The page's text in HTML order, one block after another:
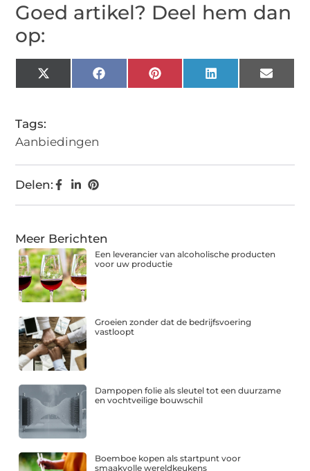
Goed artikel? Deel hem dan
op:
X
(Twitter)
FacebookPinterestLinkedIn Email
Tags:
Aanbiedingen
Delen:
Meer Berichten
Een leverancier van alcoholische producten
voor uw productie
Groeien zonder dat de bedrijfsvoering
vastloopt
Dampopen folie als sleutel tot een duurzame
en vochtveilige bouwschil
Boemboe kopen als startpunt voor
smaakvolle wereldkeukens